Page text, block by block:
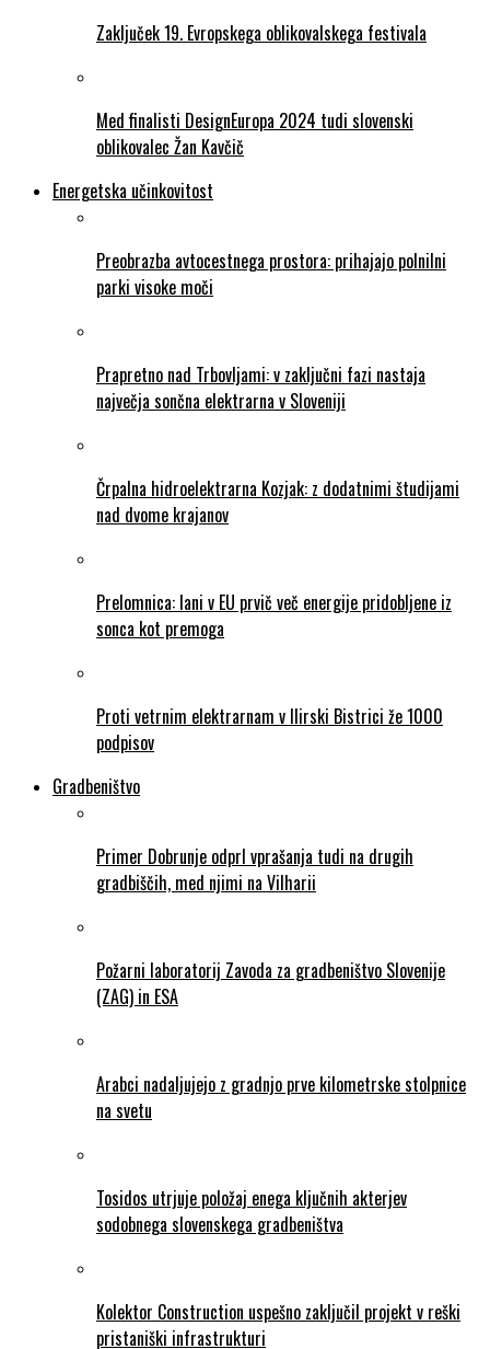
Zaključek 19. Evropskega oblikovalskega festivala
Med finalisti DesignEuropa 2024 tudi slovenski
oblikovalec Žan Kavčič
Energetska učinkovitost
Preobrazba avtocestnega prostora: prihajajo polnilni
parki visoke moči
Prapretno nad Trbovljami: v zaključni fazi nastaja
največja sončna elektrarna v Sloveniji
Črpalna hidroelektrarna Kozjak: z dodatnimi študijami
nad dvome krajanov
Prelomnica: lani v EU prvič več energije pridobljene iz
sonca kot premoga
Proti vetrnim elektrarnam v Ilirski Bistrici že 1000
podpisov
Gradbeništvo
Primer Dobrunje odprl vprašanja tudi na drugih
gradbiščih, med njimi na Vilharii
Požarni laboratorij Zavoda za gradbeništvo Slovenije
(ZAG) in ESA
Arabci nadaljujejo z gradnjo prve kilometrske stolpnice
na svetu
Tosidos utrjuje položaj enega ključnih akterjev
sodobnega slovenskega gradbeništva
Kolektor Construction uspešno zaključil projekt v reški
pristaniški infrastrukturi